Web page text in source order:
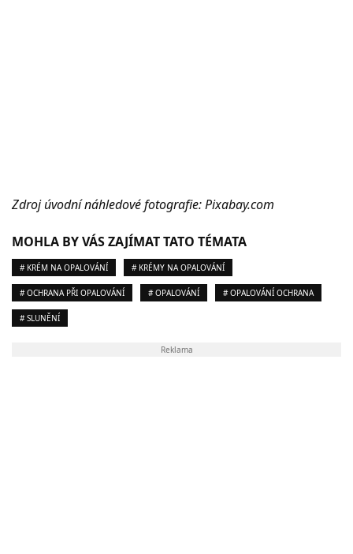
Zdroj úvodní náhledové fotografie: Pixabay.com
MOHLA BY VÁS ZAJÍMAT TATO TÉMATA
# KRÉM NA OPALOVÁNÍ # KRÉMY NA OPALOVÁNÍ
# OCHRANA PŘI OPALOVÁNÍ # OPALOVÁNÍ # OPALOVÁNÍ OCHRANA
# SLUNĚNÍ
Reklama